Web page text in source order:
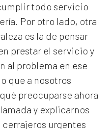
todo servicio
Por otro lado, otra
es la de pensar
prestar el servicio y
al problema en ese
que a nosotros
preocuparse ahora
y explicarnos
cerrajeros urgentes